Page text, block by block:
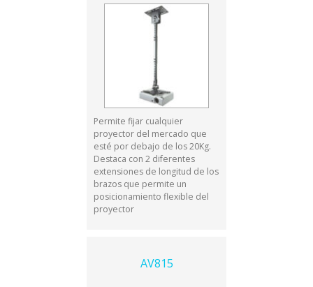
Permite fijar cualquier
proyector del mercado que
esté por debajo de los 20Kg.
Destaca con 2 diferentes
extensiones de longitud de los
brazos que permite un
posicionamiento flexible del
proyector
AV815